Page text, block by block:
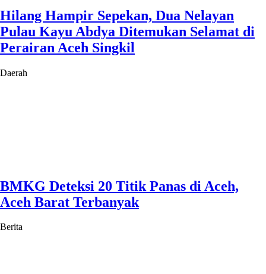
Hilang Hampir Sepekan, Dua Nelayan
Pulau Kayu Abdya Ditemukan Selamat di
Perairan Aceh Singkil
Daerah
BMKG Deteksi 20 Titik Panas di Aceh,
Aceh Barat Terbanyak
Berita